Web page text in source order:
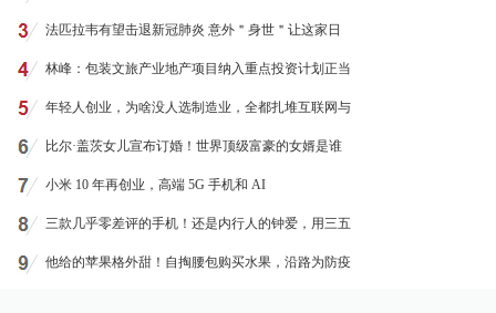
法匹拉韦有望击退新冠肺炎 意外＂身世＂让这家日
林峰：包装文旅产业地产项目纳入重点投资计划正当
年轻人创业，为啥没人选制造业，全都扎堆互联网与
比尔·盖茨女儿宣布订婚！世界顶级富豪的女婿是谁
小米 10 年再创业，高端 5G 手机和 AI
三款几乎零差评的手机！还是内行人的钟爱，用三五
他给的苹果格外甜！自掏腰包购买水果，沿路为防疫